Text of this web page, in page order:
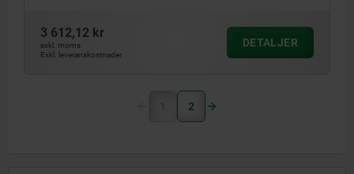
3 612,12 kr
exkl. moms
Exkl. leveranskostnader
DETALJER
1 2